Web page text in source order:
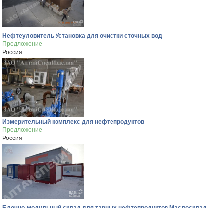
Нефтеуловитель Установка для очистки сточных вод
Предложение
Россия
Измерительный комплекс для нефтепродуктов
Предложение
Россия